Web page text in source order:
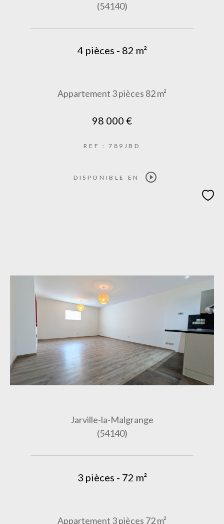
(54140)
4 pièces - 82 m²
Appartement 3 pièces 82 m²
98 000 €
REF : 789JBD
DISPONIBLE EN
Jarville-la-Malgrange
(54140)
3 pièces - 72 m²
Appartement 3 pièces 72 m²